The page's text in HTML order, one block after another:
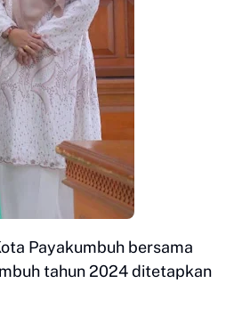
Payakumbuh bersama
tahun 2024 ditetapkan